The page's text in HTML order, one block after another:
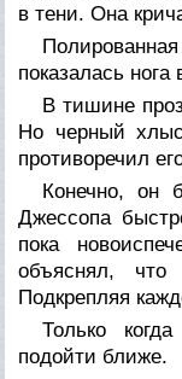
в тени. Она
показалась нога
В тишине
Но черный
противоречил
Конечно, он
Джессопа
пока
объяснял,
Подкрепляя
Только
подойти ближе.